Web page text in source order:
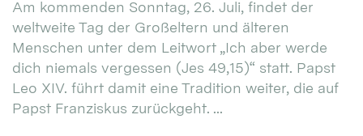
Am kommenden Sonntag, 26. Juli, findet der
weltweite Tag der Großeltern und älteren
Menschen unter dem Leitwort „Ich aber werde
dich niemals vergessen (Jes 49,15)“ statt. Papst
Leo XIV. führt damit eine Tradition weiter, die auf
Papst Franziskus zurückgeht. ...